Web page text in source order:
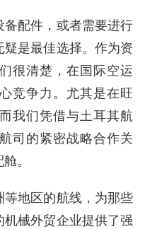
配件，或者需要进行
是最佳选择。作为资
很清楚，在国际空运
竞争力。尤其是在旺
我们凭借与土耳其航
司的紧密战略合作关
。
地区的航线，为那些
械外贸企业提供了强